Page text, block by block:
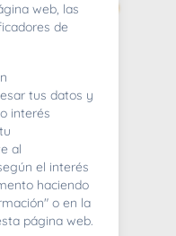
mucho.
web, las
de
tus datos y
interés
al
el interés
haciendo
o en la
página web.